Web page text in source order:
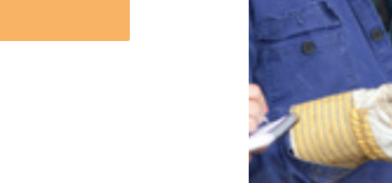
Unternehmen lohnt, wie man sich
vorbereitet und wie ein Vorab-Anruf